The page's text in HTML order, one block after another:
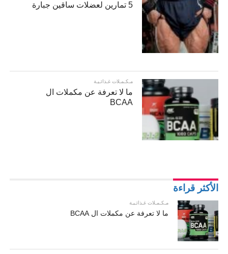
5 تمارين لعضلات ساقين جبارة
مـكـمـلات غـذائـيـة
ما لا تعرفة عن مكملات ال
BCAA
الأكثر قراءة
مـكـمـلات غـذائـيـة
ما لا تعرفة عن مكملات ال BCAA